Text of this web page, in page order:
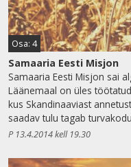
Osa: 4
Samaaria Eesti Misjon
Samaaria Eesti Misjon sai
Läänemaal on üles
kus Skandinaaviast
saadav tulu tagab
P 13.4.2014 kell 19.30